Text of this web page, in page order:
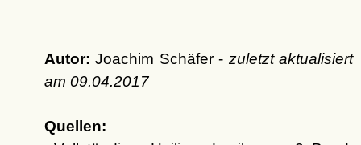
Autor: Joachim Schäfer - zuletzt aktualisiert
am 09.04.2017
Quellen: